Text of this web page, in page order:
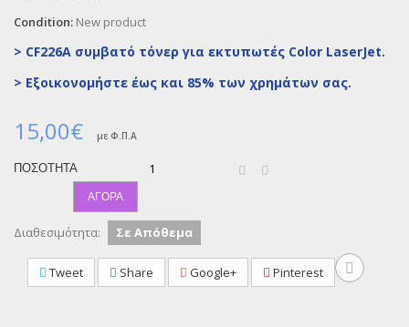
Condition: New product
> CF226A συμβατό τόνερ για εκτυπωτές Color LaserJet.
> Εξοικονομήστε έως και 85% των χρημάτων σας.
15,00€ με Φ.Π.Α
ΠΟΣΌΤΗΤΑ
ΑΓΟΡΆ
Διαθεσιμότητα: Σε Απόθεμα
Tweet Share Google+ Pinterest